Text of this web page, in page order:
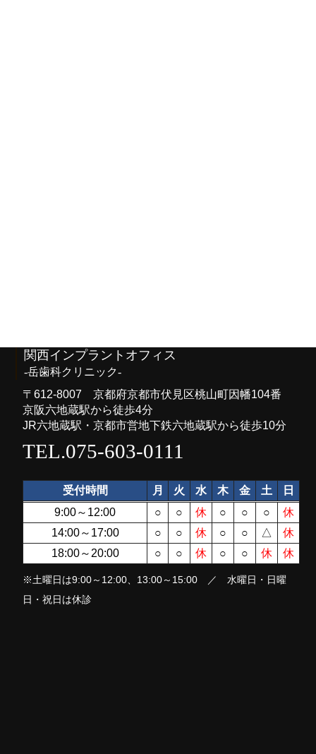
関西インプラントオフィス
-岳歯科クリニック-
〒612-8007 京都府京都市伏見区桃山町因幡104番
京阪六地蔵駅から徒歩4分
JR六地蔵駅・京都市営地下鉄六地蔵駅から徒歩10分
TEL.075-603-0111
受付時間 月 火 水 木 金 土
日
9:00～12:00
○ ○ 休 ○ ○ ○
休
14:00～17:00
○ ○ 休 ○ ○ △
休
18:00～20:00
○ ○ 休 ○ ○ 休 休
※土曜日は9:00～12:00、13:00～15:00 ／ 水曜日・日曜
日・祝日は休診